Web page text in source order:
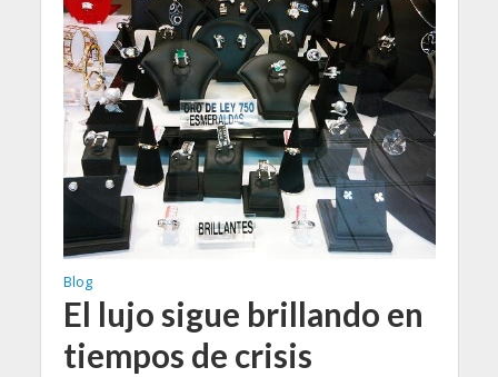
Blog
El lujo sigue brillando en
tiempos de crisis